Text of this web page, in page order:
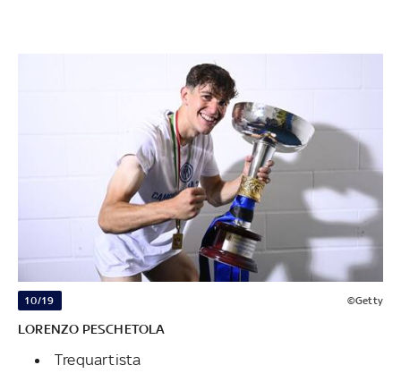
10/19 ©Getty
LORENZO PESCHETOLA
Trequartista